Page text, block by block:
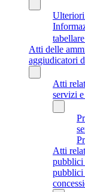
Atti delle
aggiudicatori
Atti
servizi
Atti
pubblici
pubblici